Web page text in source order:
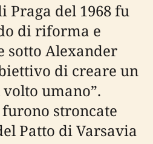
Praga del 1968 fu
di riforma e
sotto Alexander
di creare un
umano”.
stroncate
Patto di Varsavia